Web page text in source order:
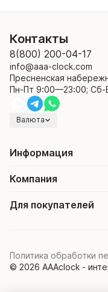
Контакты
8(800) 200-04-17
info@aaa-clock.com
Пресненская
Пн-Пт 9:00—23:00; Сб-
Валюта
Информация
Компания
Для покупателей
© 2026 AAAclock -
Политика обработки